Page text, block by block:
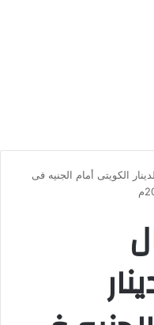
الكويتى أمام الجنيه فى